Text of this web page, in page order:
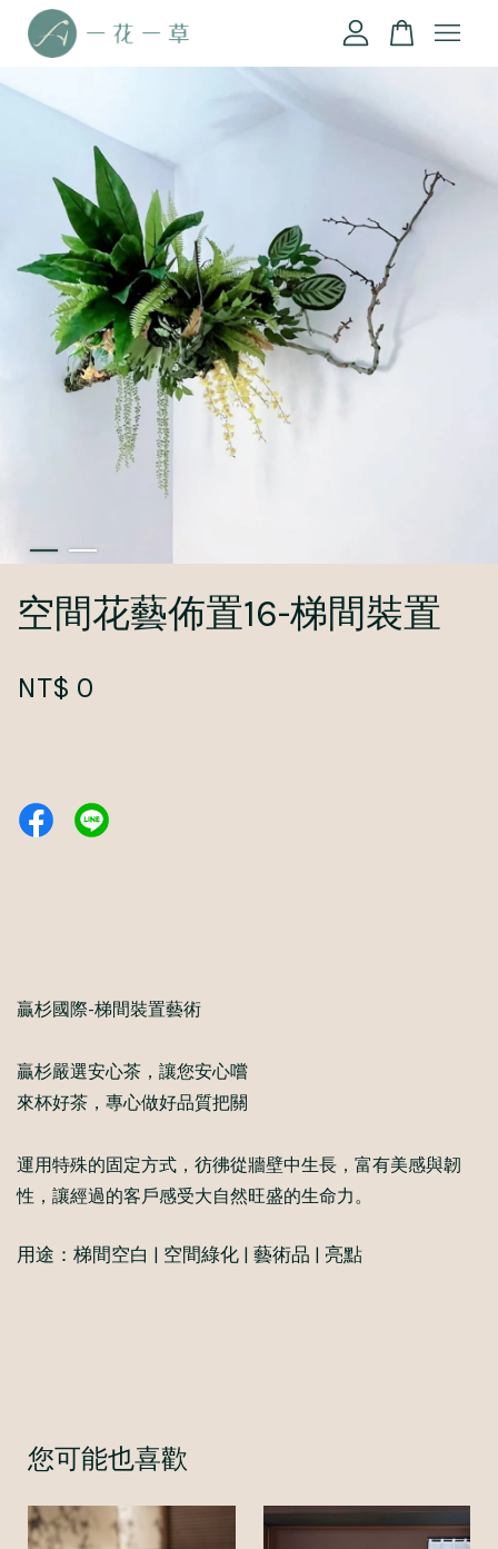
空間花藝佈置16-梯間裝置
NT$ 0
贏杉國際-梯間裝置藝術
贏杉嚴選安心茶，讓您安心嚐
來杯好茶，專心做好品質把關
運用特殊的固定方式，彷彿從牆壁中生長，富有美感與韌
性，讓經過的客戶感受大自然旺盛的生命力。
用途：梯間空白 | 空間綠化 | 藝術品 | 亮點
您可能也喜歡
您的購物車目前還是空的。